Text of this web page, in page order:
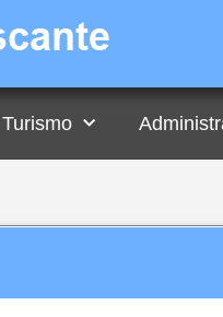
Turismo